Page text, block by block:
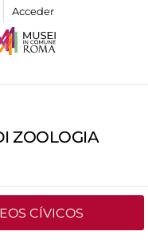
Acceder
ZOOLOGIA
CÍVICOS